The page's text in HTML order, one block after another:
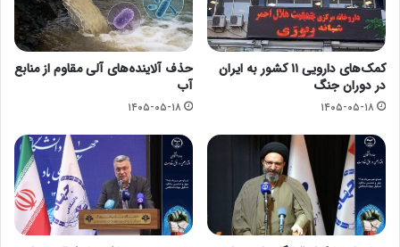
کمک‌های دارویی ۱۱ کشور به ایران
در دوران جنگ
۱۴۰۵-۰۵-۱۸
حذف آلاینده‌های آلی مقاوم از منابع
آب
۱۴۰۵-۰۵-۱۸